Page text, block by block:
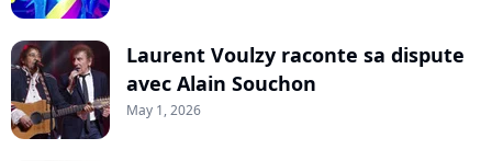
Laurent Voulzy raconte sa dispute
avec Alain Souchon
May 1, 2026